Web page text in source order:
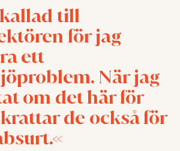
till
för jag
ett
När jag
om det här för
de också för